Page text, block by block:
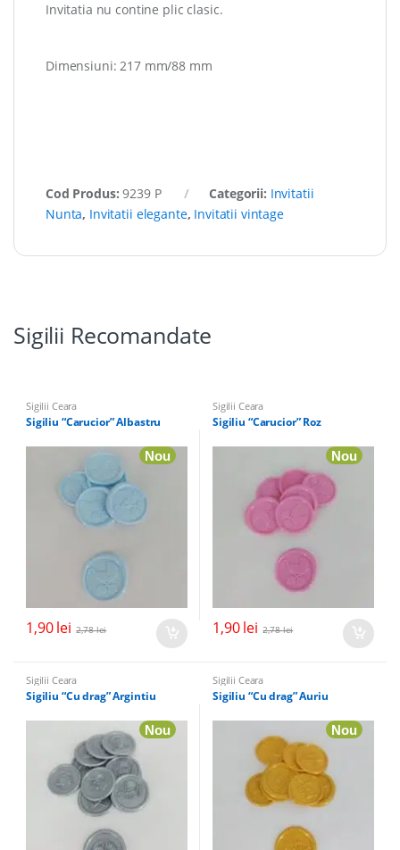
Invitatia nu contine plic clasic.
Dimensiuni: 217 mm/88 mm
Cod Produs:9239 P Categorii: Invitatii
Nunta, Invitatii elegante, Invitatii vintage
Sigilii Recomandate
Sigilii Ceara
Sigiliu “Carucior” Albastru
Nou
1,90lei 2,78lei
Sigilii Ceara
Sigiliu “Carucior” Roz
Nou
1,90lei 2,78lei
Sigilii Ceara
Sigiliu “Cu drag” Argintiu
Nou
Sigilii Ceara
Sigiliu “Cu drag” Auriu
Nou